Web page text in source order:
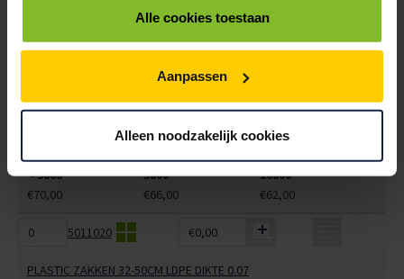
Alle cookies toestaan
Aanpassen
Alleen noodzakelijk cookies
PLASTIC ZAKKEN 60-90CM LDPE DIKTE 0.05
< 5000
5000
10000
€279,35
5011014 €0,00
PLASTIC ZAKKEN 32-42CM LDPE DIKTE 0.07
< 5000
5000
10000
€70,00
€66,00 €62,00
5011020 €0,00
PLASTIC ZAKKEN 32-50CM LDPE DIKTE 0.07